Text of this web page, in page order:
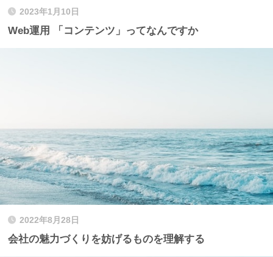
2023年1月10日
Web運用 「コンテンツ」ってなんですか
2022年8月28日
会社の魅力づくりを妨げるものを理解する